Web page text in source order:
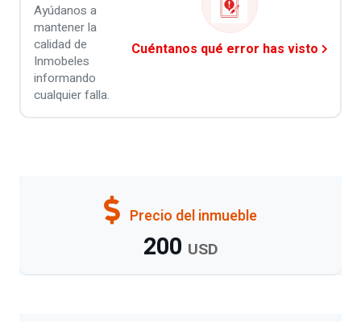
Ayúdanos a
mantener la
calidad de
Inmobeles
informando
cualquier falla.
Cuéntanos qué error has visto
Precio del inmueble
200 USD